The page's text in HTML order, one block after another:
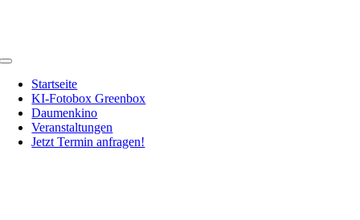
Toggle
NavigationStartseite
KI-Fotobox Greenbox
Daumenkino
Veranstaltungen
Jetzt Termin anfragen!